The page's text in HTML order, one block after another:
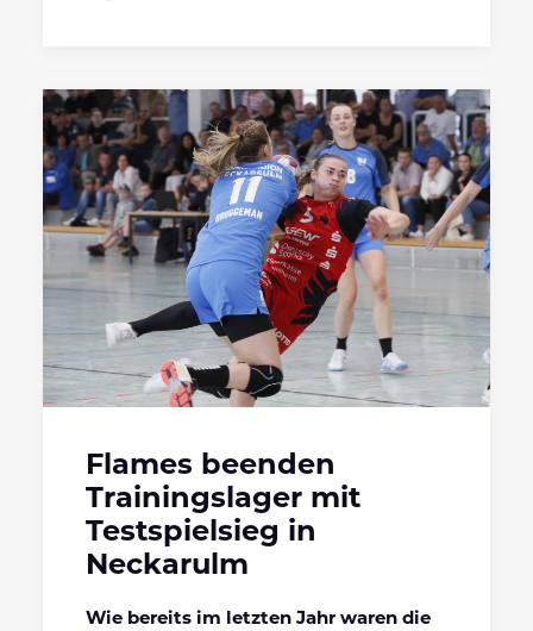
Flames beenden
Trainingslager mit
Testspielsieg in
Neckarulm
Wie bereits im letzten Jahr waren die